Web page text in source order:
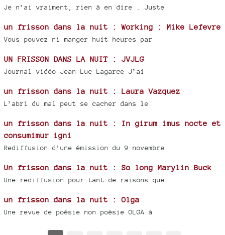
Je n’ai vraiment, rien à en dire . Juste
un frisson dans la nuit : Working : Mike Lefevre
Vous pouvez ni manger huit heures par
UN FRISSON DANS LA NUIT : JVJLG
Journal vidéo Jean Luc Lagarce J’ai
un frisson dans la nuit : Laura Vazquez
L’abri du mal peut se cacher dans le
un frisson dans la nuit : In girum imus nocte et
consumimur igni
Rediffusion d’une émission du 9 novembre
Un frisson dans la nuit : So long Marylin Buck
Une rediffusion pour tant de raisons que
un frisson dans la nuit : Olga
Une revue de poésie non poésie OLGA à